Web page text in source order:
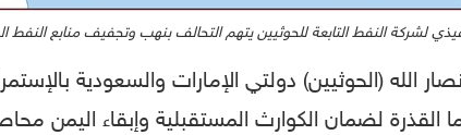
لشركة النفط التابعة للحوثيين يتهم التحالف بنهب وتجفيف منابع النفط
الله (الحوثيين) دولتي الإمارات والسعودية